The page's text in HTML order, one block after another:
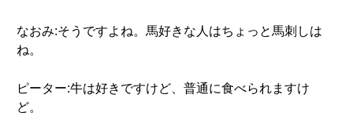
なおみ:そうですよね。馬好きな人はちょっと馬刺しは
ね。
ピーター:牛は好きですけど、普通に食べられますけ
ど。